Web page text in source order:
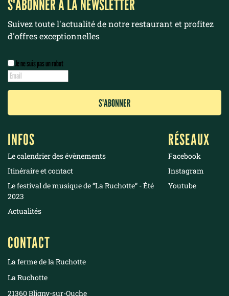
S'ABONNER À LA NEWSLETTER
Suivez toute l'actualité de notre restaurant et profitez
d'offres exceptionnelles
Je ne suis pas un robot
INFOS
Le calendrier des évènements
Itinéraire et contact
Le festival de musique de “La Ruchotte“ - Été
2023
Actualités
RÉSEAUX
Facebook
Instagram
Youtube
CONTACT
La ferme de la Ruchotte
La Ruchotte
21360 Bligny-sur-Ouche